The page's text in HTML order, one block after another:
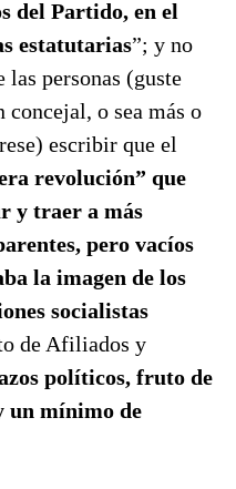
del Partido, en el
estatutarias”; y no
personas (guste
concejal, o sea más o
escribir que el
revolución” que
y traer a más
pero vacíos
la imagen de los
socialistas
de Afiliados y
políticos, fruto de
un mínimo de